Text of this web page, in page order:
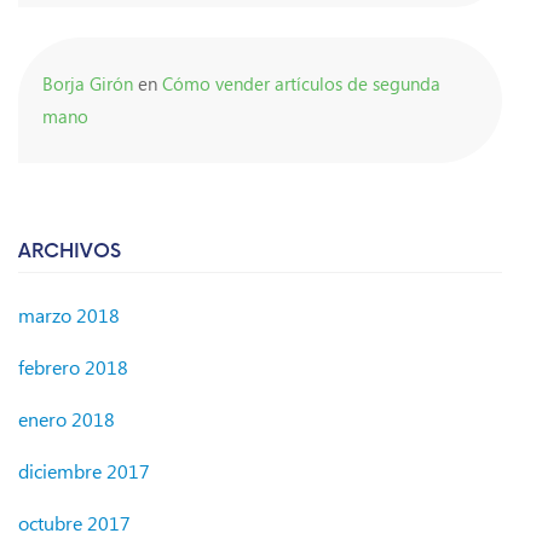
Borja Girón en Cómo vender artículos de segunda
mano
ARCHIVOS
marzo 2018
febrero 2018
enero 2018
diciembre 2017
octubre 2017